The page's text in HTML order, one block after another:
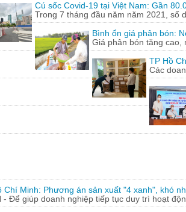
Cú sốc Covid-19 tại Việt Nam: Gần
Trong 7 tháng đầu năm năm 2021, số
Bình ổn giá phân bón:
Giá phân bón tăng
TP Hồ
Các
Chí Minh: Phương án sản xuất "4 xanh", khó
- Để giúp doanh nghiệp tiếp tục duy trì hoạt